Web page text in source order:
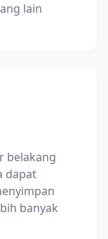
lain
belakang
dapat
banyak